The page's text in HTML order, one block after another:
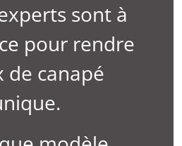
sont à
pour rendre
de canapé